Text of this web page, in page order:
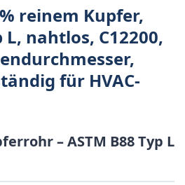
reinem Kupfer,
L, nahtlos, C12200,
für HVAC-
– ASTM B88 Typ L